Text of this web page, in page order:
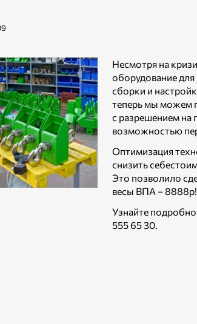
Несмотря на
оборудование
сборки и
теперь мы можем
с разрешением на
возможностью
Оптимизация
снизить
Это позволило
весы ВПА – 8888р!
Узнайте
555 65 30.